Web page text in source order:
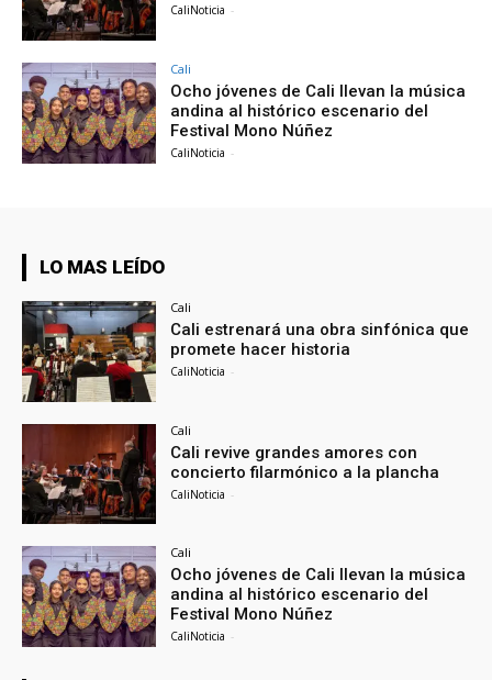
CaliNoticia -
Cali
Ocho jóvenes de Cali llevan la música
andina al histórico escenario del
Festival Mono Núñez
CaliNoticia -
LO MAS LEÍDO
Cali
Cali estrenará una obra sinfónica que
promete hacer historia
CaliNoticia -
Cali
Cali revive grandes amores con
concierto filarmónico a la plancha
CaliNoticia -
Cali
Ocho jóvenes de Cali llevan la música
andina al histórico escenario del
Festival Mono Núñez
CaliNoticia -